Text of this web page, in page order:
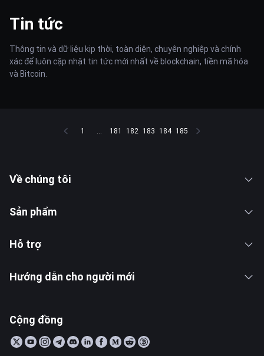
Tin tức
Thông tin và dữ liệu kịp thời, toàn diện, chuyên nghiệp và chính
xác để luôn cập nhật tin tức mới nhất về blockchain, tiền mã hóa
và Bitcoin.
1 ... 181 182 183 184 185
Về chúng tôi
Sản phẩm
Hỗ trợ
Hướng dẫn cho người mới
Cộng đồng